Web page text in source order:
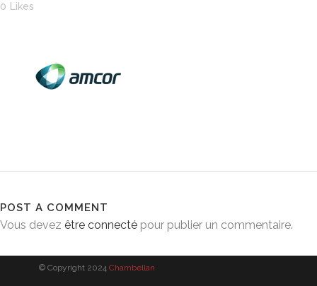
0
Likes
POST A COMMENT
Vous devez être connecté pour publier un commentaire.
© Copyright 2024 Chambellan